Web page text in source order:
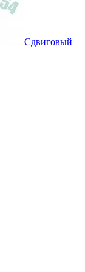
Сдвиговый